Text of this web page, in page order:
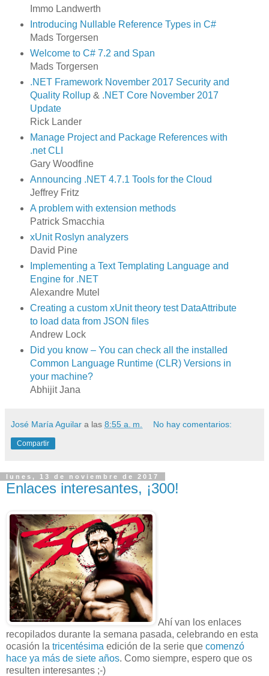
Immo Landwerth
Introducing Nullable Reference Types in C#
Mads Torgersen
Welcome to C# 7.2 and Span
Mads Torgersen
.NET Framework November 2017 Security and
Quality Rollup& .NET Core November 2017
Update
Rick Lander
Manage Project and Package References with
.net CLI
Gary Woodfine
Announcing .NET 4.7.1 Tools for the Cloud
Jeffrey Fritz
A problem with extension methods
Patrick Smacchia
xUnit Roslyn analyzers
David Pine
Implementing a Text Templating Language and
Engine for .NET
Alexandre Mutel
Creating a custom xUnit theory test DataAttribute
to load data from JSON files
Andrew Lock
Did you know – You can check all the installed
Common Language Runtime (CLR) Versions in
your machine?
Abhijit Jana
José María Aguilar a las 8:55 a. m. No hay comentarios:
Compartir
lunes, 13 de noviembre de 2017
Enlaces interesantes, ¡300!
Ahí van los enlaces
recopilados durante la semana pasada, celebrando en esta
ocasión la tricentésima edición de la serie que comenzó
hace ya más de siete años. Como siempre, espero que os
resulten interesantes ;-)